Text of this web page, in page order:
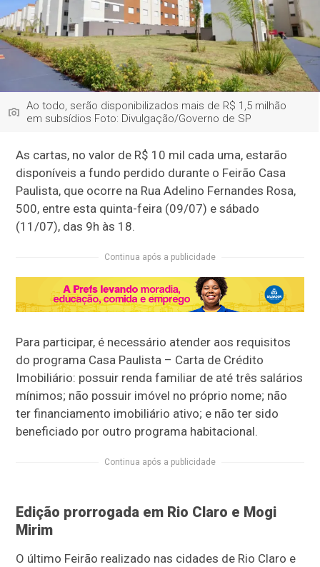
Ao todo, serão disponibilizados mais de R$ 1,5 milhão
em subsídios Foto: Divulgação/Governo de SP
As cartas, no valor de R$ 10 mil cada uma, estarão
disponíveis a fundo perdido durante o Feirão Casa
Paulista, que ocorre na Rua Adelino Fernandes Rosa,
500, entre esta quinta-feira (09/07) e sábado
(11/07), das 9h às 18.
Continua após a publicidade
Para participar, é necessário atender aos requisitos
do programa Casa Paulista – Carta de Crédito
Imobiliário: possuir renda familiar de até três salários
mínimos; não possuir imóvel no próprio nome; não
ter financiamento imobiliário ativo; e não ter sido
beneficiado por outro programa habitacional.
Continua após a publicidade
Edição prorrogada em Rio Claro e Mogi
Mirim
O último Feirão realizado nas cidades de Rio Claro e